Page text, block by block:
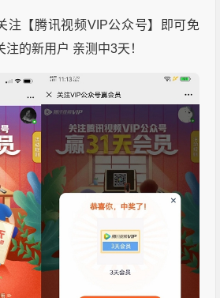
注【腾讯视频VIP公众号】即可免
的新用户 亲测中3天！